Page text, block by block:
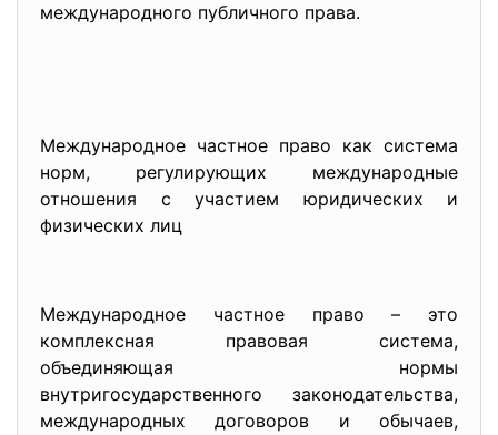
международного публичного права.
Международное частное право как система
норм, регулирующих международные
отношения с участием юридических и
физических лиц
Международное частное право – это
комплексная правовая система,
объединяющая нормы
внутригосударственного законодательства,
международных договоров и обычаев,